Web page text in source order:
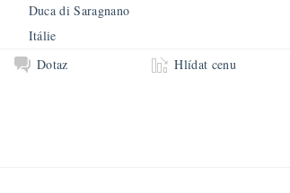
Duca di Saragnano
Itálie
Dotaz Hlídat cenu